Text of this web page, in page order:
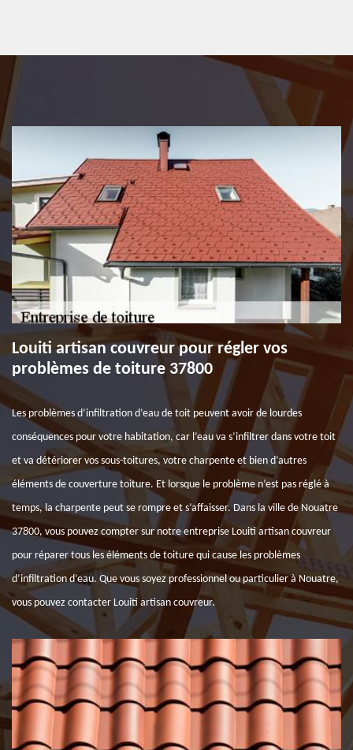
Louiti artisan couvreur pour régler vos
problèmes de toiture 37800
Les problèmes d’infiltration d’eau de toit peuvent avoir de lourdes
conséquences pour votre habitation, car l’eau va s’infiltrer dans votre toit
et va détériorer vos sous-toitures, votre charpente et bien d’autres
éléments de couverture toiture. Et lorsque le problème n’est pas réglé à
temps, la charpente peut se rompre et s’affaisser. Dans la ville de Nouatre
37800, vous pouvez compter sur notre entreprise Louiti artisan couvreur
pour réparer tous les éléments de toiture qui cause les problèmes
d’infiltration d’eau. Que vous soyez professionnel ou particulier à Nouatre,
vous pouvez contacter Louiti artisan couvreur.